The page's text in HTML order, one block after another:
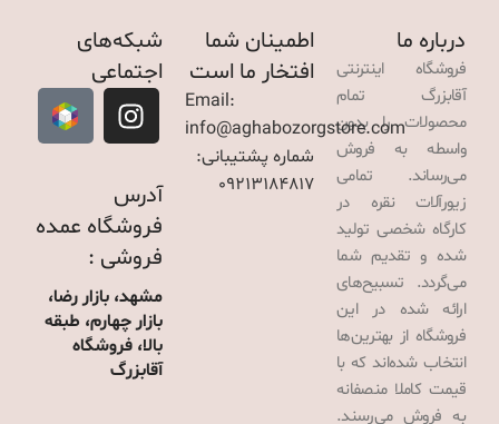
درباره ما
فروشگاه اینترنتی
آقابزرگ تمام
محصولات را بدون
واسطه به فروش
می‌رساند. تمامی
زیورآلات نقره در
کارگاه شخصی تولید
شده و تقدیم شما
می‌گردد. تسبیح‌های
ارائه شده در این
فروشگاه از بهترین‌ها
انتخاب شده‌اند که با
قیمت کاملا منصفانه
به فروش می‌رسند.
اطمینان شما
افتخار ما است
Email:
info@aghabozorgstore.com
شماره پشتیبانی:
09213184817
شبکه‌های
اجتماعی
آدرس
فروشگاه عمده
فروشی :
مشهد، بازار رضا،
بازار چهارم، طبقه
بالا، فروشگاه
آقابزرگ